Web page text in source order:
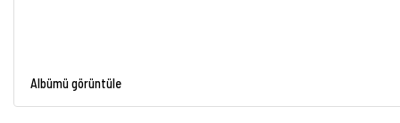
Albümü görüntüle